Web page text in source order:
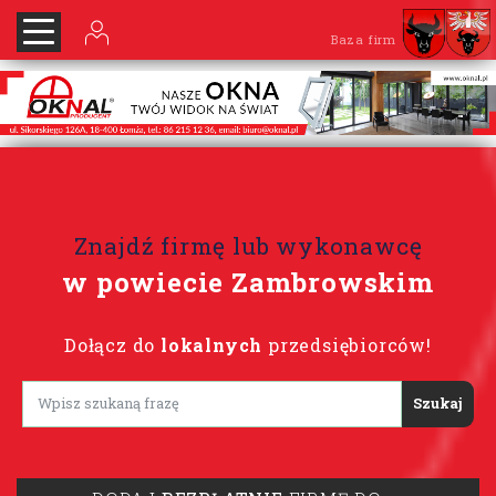
Baza firm
Znajdź firmę lub wykonawcę
w powiecie Zambrowskim
Dołącz do lokalnych przedsiębiorców!
Lorem ipsum